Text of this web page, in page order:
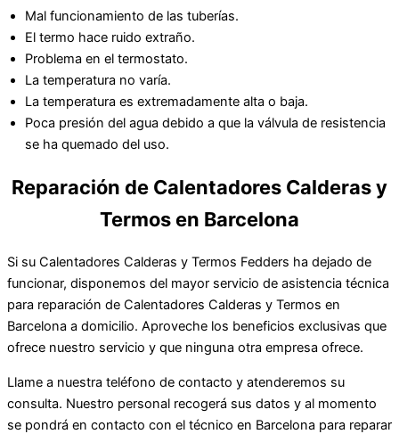
Mal funcionamiento de las tuberías.
El termo hace ruido extraño.
Problema en el termostato.
La temperatura no varía.
La temperatura es extremadamente alta o baja.
Poca presión del agua debido a que la válvula de resistencia
se ha quemado del uso.
Reparación de Calentadores Calderas y
Termos en Barcelona
Si su Calentadores Calderas y Termos Fedders ha dejado de
funcionar, disponemos del mayor servicio de asistencia técnica
para reparación de Calentadores Calderas y Termos en
Barcelona a domicilio. Aproveche los beneficios exclusivas que
ofrece nuestro servicio y que ninguna otra empresa ofrece.
Llame a nuestra teléfono de contacto y atenderemos su
consulta. Nuestro personal recogerá sus datos y al momento
se pondrá en contacto con el técnico en Barcelona para reparar